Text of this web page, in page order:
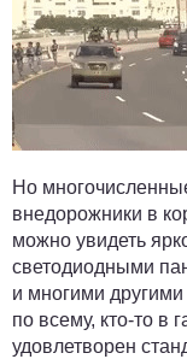
Но
внедорожники в
можно увидеть
светодиодными
и многими
по всему, кто-то в
удовлетворен